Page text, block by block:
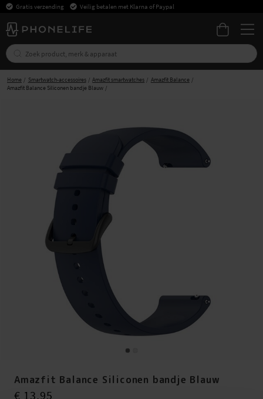
Gratis verzending Veilig betalen met Klarna of Paypal
Home Smartwatch-accessoires Amazfit smartwatches
Amazfit Balance
Amazfit Balance Siliconen bandje Blauw
Amazfit Balance Siliconen bandje Blauw
Prijs :€ 13,95
€ 13,95